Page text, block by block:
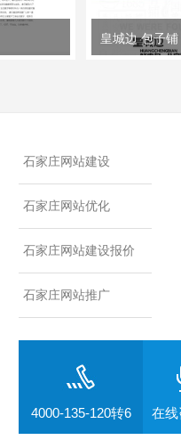
皇城边 包子铺
石家庄网站建设
石家庄网站优化
石家庄网站建设报价
石家庄网站推广
4000-135-120转6 在线